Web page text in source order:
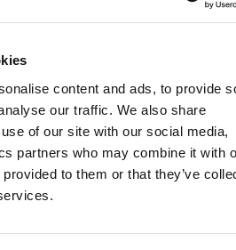
content and ads, to provide
our traffic. We also share
of our site with our social media,
partners who may combine it with
to them or that they’ve